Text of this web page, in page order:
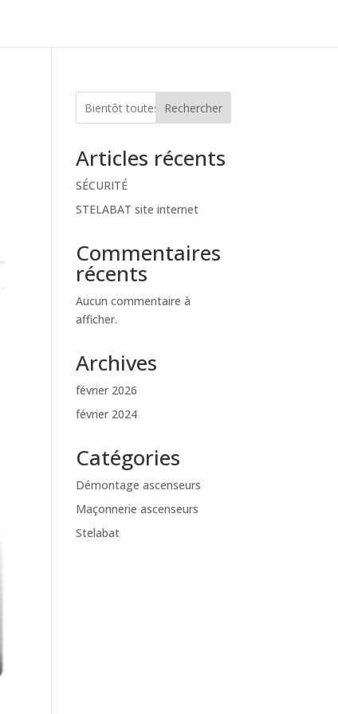
Rechercher
Articles récents
SÉCURITÉ
STELABAT site internet
Commentaires
récents
Aucun commentaire à
afficher.
Archives
février 2026
février 2024
Catégories
Démontage ascenseurs
Maçonnerie ascenseurs
Stelabat